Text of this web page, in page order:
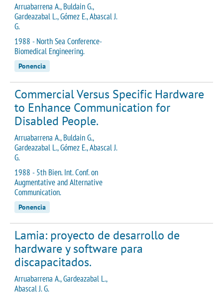
Arruabarrena A., Buldain G.,
Gardeazabal L., Gómez E., Abascal J.
G.
1988 - North Sea Conference-
Biomedical Engineering.
Ponencia
Commercial Versus Specific Hardware
to Enhance Communication for
Disabled People.
Arruabarrena A., Buldain G.,
Gardeazabal L., Gómez E., Abascal J.
G.
1988 - 5th Bien. Int. Conf. on
Augmentative and Alternative
Communication.
Ponencia
Lamia: proyecto de desarrollo de
hardware y software para
discapacitados.
Arruabarrena A., Gardeazabal L.,
Abascal J. G.